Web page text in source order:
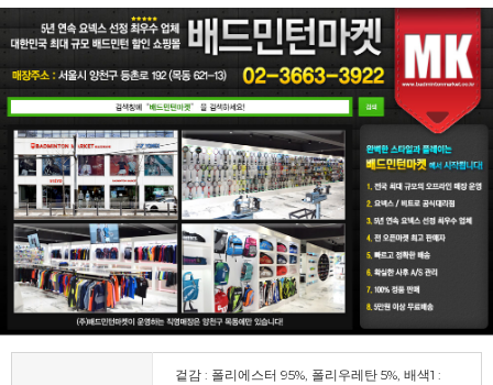
겉감 : 폴리에스터 95%, 폴리우레탄 5%, 배색1 :